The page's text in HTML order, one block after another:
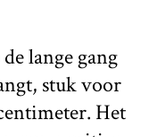
lange gang
stuk voor
Het